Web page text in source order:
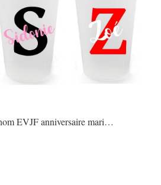
EVJF anniversaire mari…